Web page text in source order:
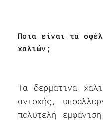
Ποια είναι τα
χαλιών;
Τα δερμάτινα
αντοχής,
πολυτελή